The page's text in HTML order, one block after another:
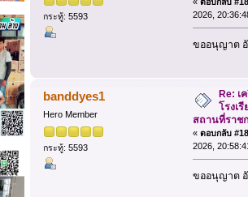
กระทู้: 5593
2026,
ขออนุญาต
banddyes1
Hero Member
กระทู้: 5593
Re: เ
โรงเ
สถานที่ราช
« ตอบกลับ
2026,
ขออนุญาต